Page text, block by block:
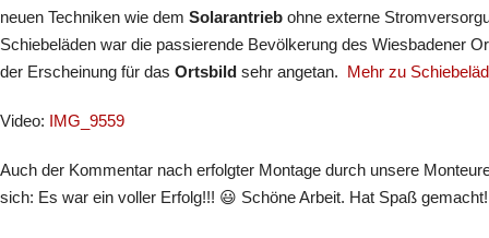
neuen Techniken wie dem Solarantrieb ohne externe
Schiebeläden war die passierende Bevölkerung des Wiesbadener
der Erscheinung für das Ortsbild sehr angetan. Mehr zu
Video: IMG_9559
Auch der Kommentar nach erfolgter Montage durch unsere
sich: Es war ein voller Erfolg!!! 😃 Schöne Arbeit. Hat Spaß